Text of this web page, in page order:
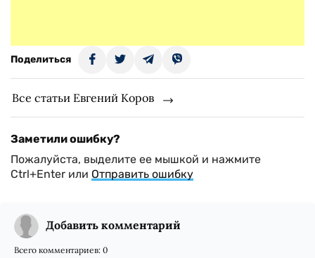
Поделиться
Все статьи Евгений Коров
Заметили ошибку?
Пожалуйста, выделите ее мышкой и нажмите
Ctrl+Enter или Отправить ошибку
Добавить комментарий
Всего комментариев: 0